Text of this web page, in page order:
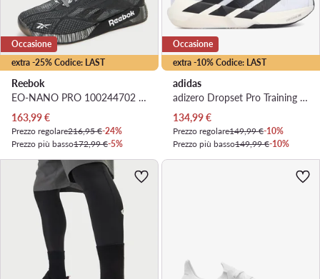
extra -25% Codice: LAST
Occasione
Reebok
EO-NANO PRO 100244702 · Scarpe da palestra
Prezzo attuale
163,99€
Prezzo regolare216,95 €-24%
Prezzo più basso172,99 €-5%
extra -10% Codice: LAST
Occasione
adidas
adizero Dropset Pro Training Shoes KK1551 · Scarpe da palestra
Prezzo attuale
134,99€
Prezzo regolare149,99 €-10%
Prezzo più basso149,99 €-10%